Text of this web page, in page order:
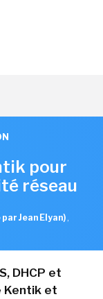
pour
réseau
Jean Elyan) ,
DHCP et
Kentik et